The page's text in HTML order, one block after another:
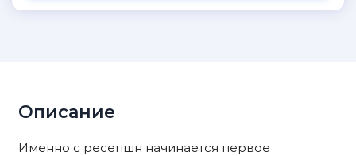
Описание
Именно с ресепшн начинается первое